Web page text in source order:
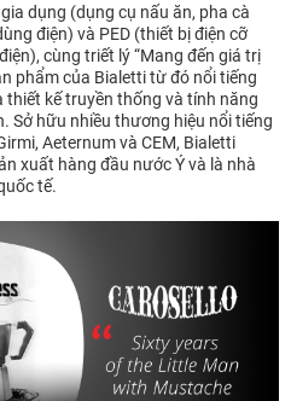
dụng (dụng cụ nấu ăn, pha cà
điện) và PED (thiết bị điện cỡ
cùng triết lý “Mang đến giá trị
phẩm của Bialetti từ đó nổi tiếng
kế truyền thống và tính năng
Sở hữu nhiều thương hiệu nổi tiếng
Aeternum và CEM, Bialetti
xuất hàng đầu nước Ý và là nhà
tế.